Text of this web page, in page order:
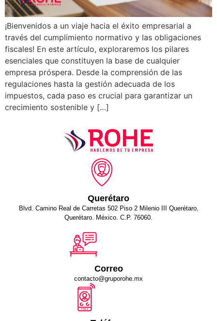
¡Bienvenidos a un viaje hacia el éxito empresarial a
través del cumplimiento normativo y las obligaciones
fiscales! En este artículo, exploraremos los pilares
esenciales que constituyen la base de cualquier
empresa próspera. Desde la comprensión de las
regulaciones hasta la gestión adecuada de los
impuestos, cada paso es crucial para garantizar un
crecimiento sostenible y […]
Querétaro
Blvd. Camino Real de Carretas 502 Piso 2 Milenio III Querétaro,
Querétaro. México. C.P. 76060.
Correo
contacto@gruporohe.mx